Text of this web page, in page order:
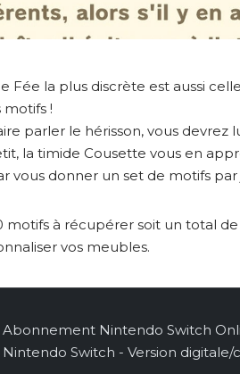
Fée la plus discrète est aussi
!
parler le hérisson, vous devrez
la timide Cousette vous en
vous donner un set de motifs par
motifs à récupérer soit un total
vos meubles.
Abonnement Nintendo Switch
Nintendo Switch - Version digitale/